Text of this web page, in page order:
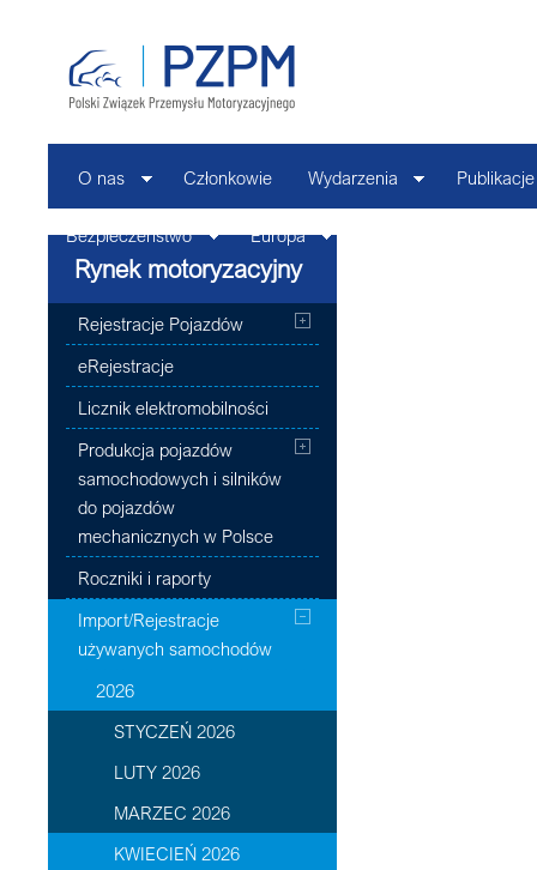
O nas Członkowie Wydarzenia Publikacje
Bezpieczeństwo Europa
Rynek motoryzacyjny
Rejestracje Pojazdów
eRejestracje
Licznik elektromobilności
Produkcja pojazdów
samochodowych i silników
do pojazdów
mechanicznych w Polsce
Roczniki i raporty
Import/Rejestracje
używanych samochodów
2026
STYCZEŃ 2026
LUTY 2026
MARZEC 2026
KWIECIEŃ 2026